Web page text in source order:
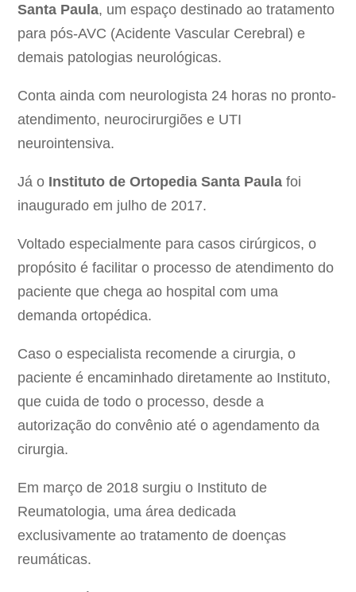
Santa Paula, um espaço destinado ao tratamento
para pós-AVC (Acidente Vascular Cerebral) e
demais patologias neurológicas.
Conta ainda com neurologista 24 horas no pronto-
atendimento, neurocirurgiões e UTI
neurointensiva.
Já o Instituto de Ortopedia Santa Paula foi
inaugurado em julho de 2017.
Voltado especialmente para casos cirúrgicos, o
propósito é facilitar o processo de atendimento do
paciente que chega ao hospital com uma
demanda ortopédica.
Caso o especialista recomende a cirurgia, o
paciente é encaminhado diretamente ao Instituto,
que cuida de todo o processo, desde a
autorização do convênio até o agendamento da
cirurgia.
Em março de 2018 surgiu o Instituto de
Reumatologia, uma área dedicada
exclusivamente ao tratamento de doenças
reumáticas.